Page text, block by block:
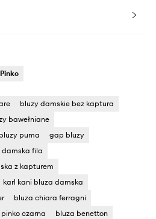
bluzy damskie bez kaptura
bawełniane
bluzy puma
gap bluzy
damska fila
z kapturem
karl kani bluza damska
bluza chiara ferragni
czarna
bluza benetton